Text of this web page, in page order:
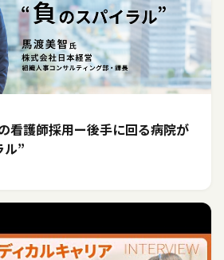
看護師採用ー後手に回る病院が
ル”